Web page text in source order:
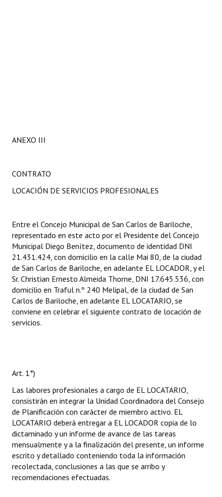
ANEXO III
CONTRATO
LOCACIÓN DE SERVICIOS PROFESIONALES
Entre el Concejo Municipal de San Carlos de Bariloche,
representado en este acto por el Presidente del Concejo
Municipal Diego Benítez, documento de identidad DNI
21.431.424, con domicilio en la calle Mai 80, de la ciudad
de San Carlos de Bariloche, en adelante EL LOCADOR, y el
Sr. Christian Ernesto Almeida Thorne, DNI 17.645.536, con
domicilio en Traful n.º 240 Melipal, de la ciudad de San
Carlos de Bariloche, en adelante EL LOCATARIO, se
conviene en celebrar el siguiente contrato de locación de
servicios.
Art. 1°)
Las labores profesionales a cargo de EL LOCATARIO,
consistirán en integrar la Unidad Coordinadora del Consejo
de Planificación con carácter de miembro activo. EL
LOCATARIO deberá entregar a EL LOCADOR copia de lo
dictaminado y un informe de avance de las tareas
mensualmente y a la finalización del presente, un informe
escrito y detallado conteniendo toda la información
recolectada, conclusiones a las que se arribo y
recomendaciones efectuadas.